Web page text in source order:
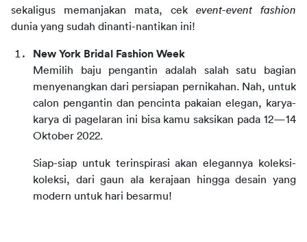
sekaligus memanjakan mata, cek event-event fashion
dunia yang sudah dinanti-nantikan ini!
New York Bridal Fashion Week
Memilih baju pengantin adalah salah satu bagian
menyenangkan dari persiapan pernikahan. Nah, untuk
calon pengantin dan pencinta pakaian elegan, karya-
karya di pagelaran ini bisa kamu saksikan pada 12—14
Oktober 2022.
Siap-siap untuk terinspirasi akan elegannya koleksi-
koleksi, dari gaun ala kerajaan hingga desain yang
modern untuk hari besarmu!